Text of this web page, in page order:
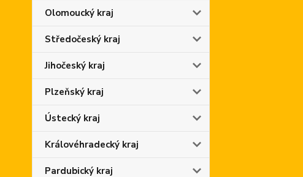
Olomoucký kraj
Středočeský kraj
Jihočeský kraj
Plzeňský kraj
Ústecký kraj
Královéhradecký kraj
Pardubický kraj